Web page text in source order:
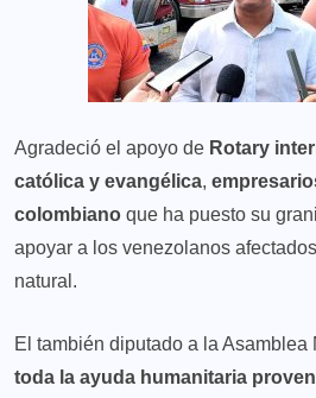
Agradeció el apoyo de Rotary
católica y evangélica,
colombiano que ha puesto su
apoyar a los venezolanos
natural.
El también diputado a la
toda la ayuda humanitaria